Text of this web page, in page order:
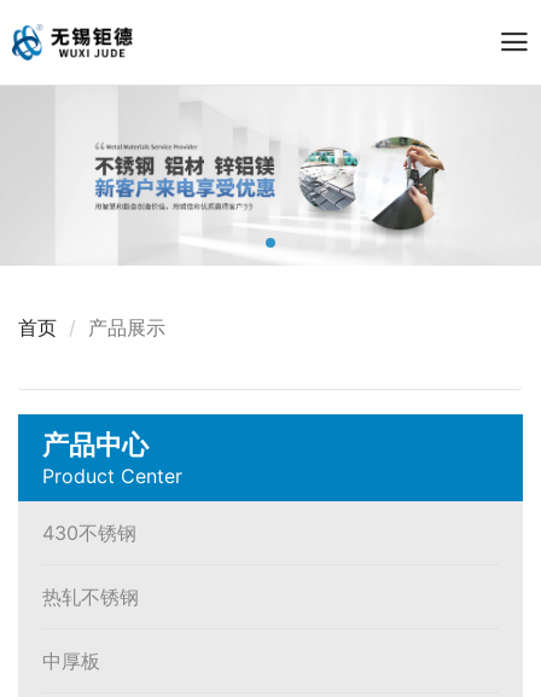
首页 产品展示
产品中心
Product Center
430不锈钢
热轧不锈钢
中厚板